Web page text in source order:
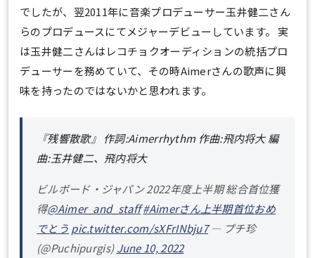
でしたが、翌2011年に音楽プロデューサー玉井健二さん
らのプロデュースにてメジャーデビューしています。 実
は玉井健二さんはレコチョクオーディションの統括プロ
デューサーを務めていて、その時Aimerさんの歌声に興
味を持ったのではないかと思われます。
『残響散歌』 作詞:Aimerrhythm 作曲:飛内将大 編
曲:玉井健二、飛内将大
ビルボード・ジャパン 2022年度上半期 総合首位獲
得@Aimer_and_staff#Aimerさん上半期首位おめ
でとう pic.twitter.com/sXFrINbju7— プチ珍
(@Puchipurgis)June 10, 2022